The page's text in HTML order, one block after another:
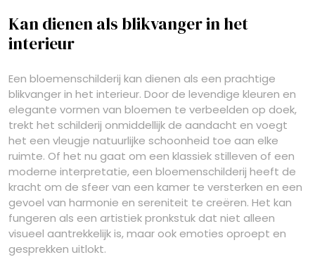
Kan dienen als blikvanger in het
interieur
Een bloemenschilderij kan dienen als een prachtige
blikvanger in het interieur. Door de levendige kleuren en
elegante vormen van bloemen te verbeelden op doek,
trekt het schilderij onmiddellijk de aandacht en voegt
het een vleugje natuurlijke schoonheid toe aan elke
ruimte. Of het nu gaat om een klassiek stilleven of een
moderne interpretatie, een bloemenschilderij heeft de
kracht om de sfeer van een kamer te versterken en een
gevoel van harmonie en sereniteit te creëren. Het kan
fungeren als een artistiek pronkstuk dat niet alleen
visueel aantrekkelijk is, maar ook emoties oproept en
gesprekken uitlokt.